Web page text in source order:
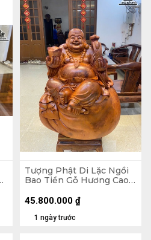
Tượng Phật Di Lặc Ngồi
Bao Tiền Gỗ Hương Cao
- 155kg
1 ngày trước
45.800.000 ₫